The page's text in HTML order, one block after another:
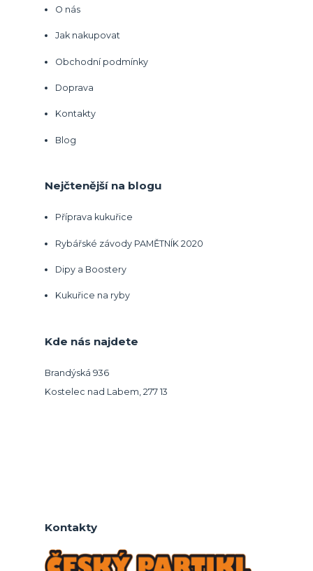
O nás
Jak nakupovat
Obchodní podmínky
Doprava
Kontakty
Blog
Nejčtenější na blogu
Příprava kukuřice
Rybářské závody PAMĚTNÍK 2020
Dipy a Boostery
Kukuřice na ryby
Kde nás najdete
Brandýská 936
Kostelec nad Labem, 277 13
Kontakty